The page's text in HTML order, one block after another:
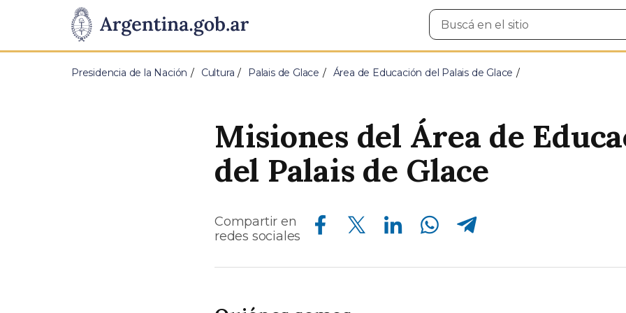
Presidencia
de
Pasar al contenido principal
Buscar
en
Presidencia de la Nación Cultura Palais de Glace Área de Educación del Palais de Glace
Misiones del Área de
del Palais de Glace
Compartir en
redes sociales
Compartir en Facebook Compartir en Twitter Compartir en Linkedin Compartir en Whatsapp Compartir en Telegram